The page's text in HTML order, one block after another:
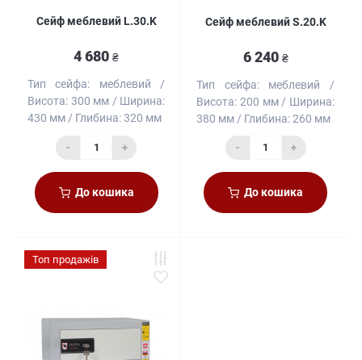
Сейф меблевий L.30.K
4 680 ₴
Тип сейфа:
меблевий
Висота: 300 мм
Ширина:
430 мм
Глибина:320 мм
- +
До кошика
Сейф меблевий S.20.K
6 240 ₴
Тип сейфа:
меблевий
Висота: 200 мм
Ширина:
380 мм
Глибина:260 мм
- +
До кошика
Топ продажів